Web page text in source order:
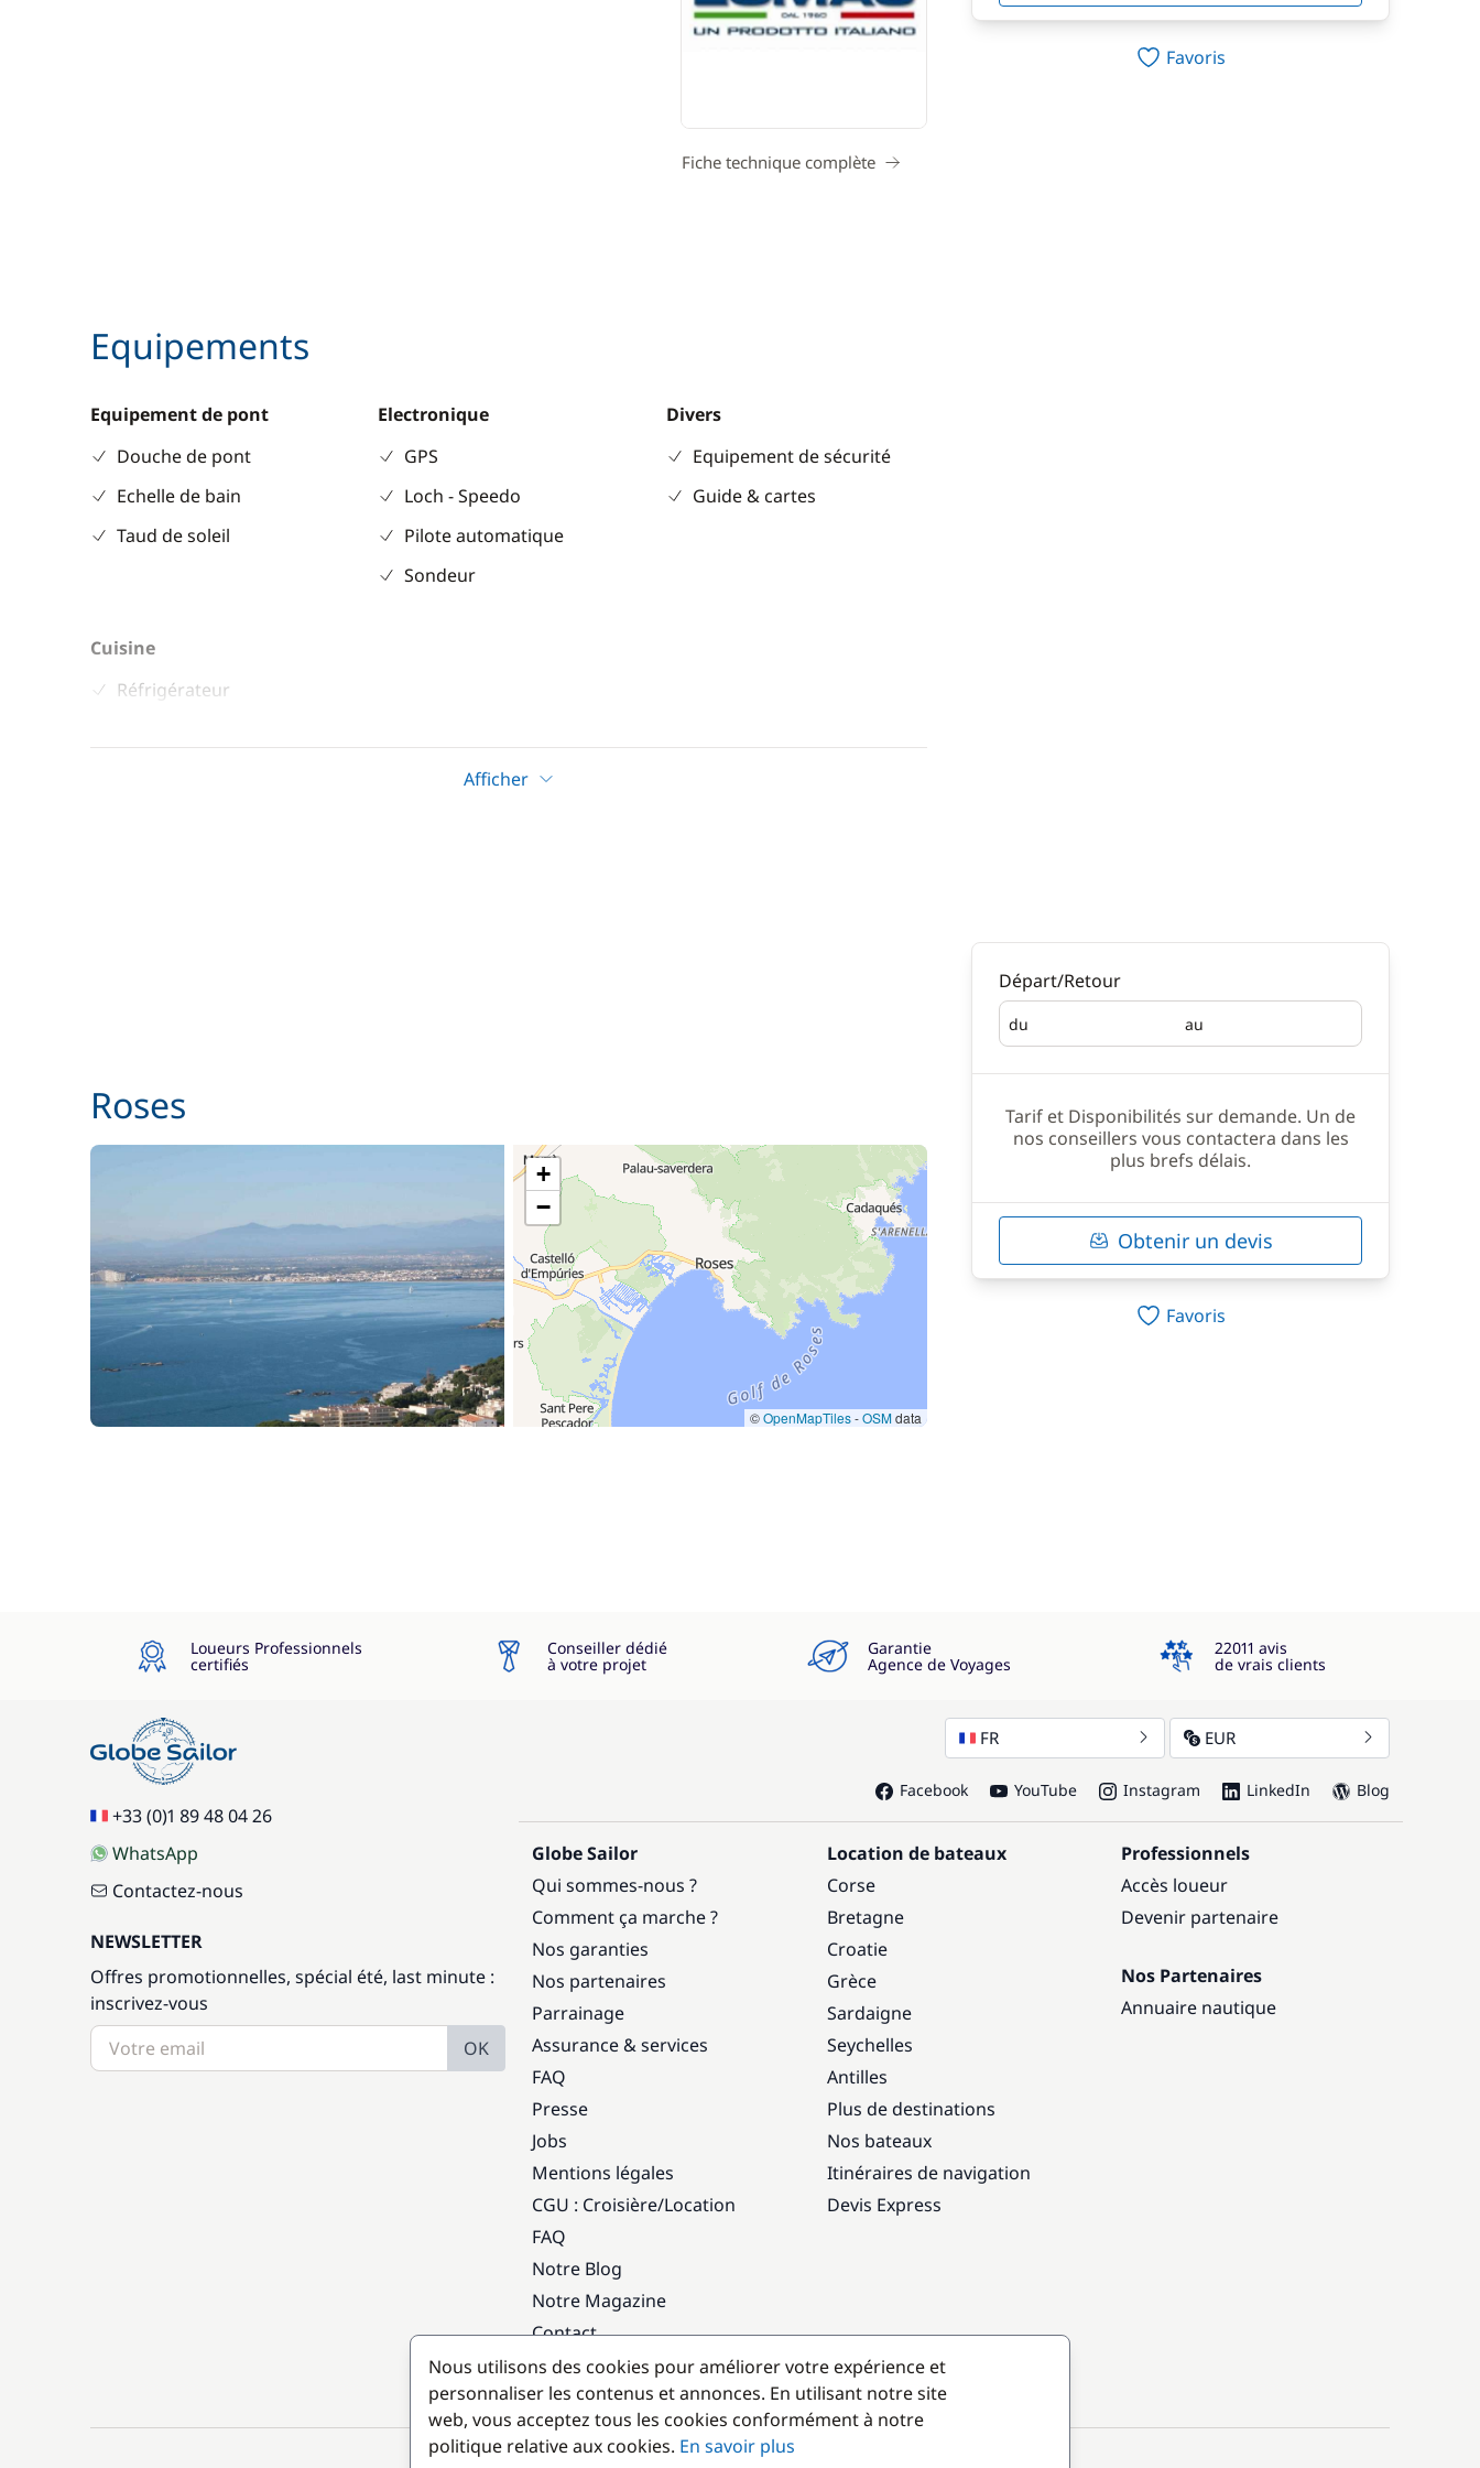
Fiche technique complète
Equipements
Equipement de pont
Douche de pont
Echelle de bain
Taud de soleil
Electronique
GPS
Loch - Speedo
Pilote automatique
Sondeur
Divers
Equipement de sécurité
Guide & cartes
Cuisine
Réfrigérateur
Afficher
Favoris
Roses
+
−
©OpenMapTiles-OSMdata
Départ/Retour
du
Départ au
Retour
Tarif et Disponibilités sur demande. Un de
nos conseillers vous contactera dans les
plus brefs délais.
Obtenir un devis
Favoris
Loueurs Professionnels
certifiés
Conseiller dédié
à votre projet
Garantie
Agence de Voyages
4.3
22011 avis
de vrais clients
+33 (0)1 89 48 04 26
WhatsApp
Contactez-nous
NEWSLETTER
Offres promotionnelles, spécial été, last minute :
inscrivez-vous
OK
FR EUR
Facebook YouTube Instagram LinkedIn Blog
Globe Sailor
Qui sommes-nous ?
Comment ça marche ?
Nos garanties
Nos partenaires
Parrainage
Assurance & services
FAQ
Presse
Jobs
Mentions légales
CGU : Croisière/Location
FAQ
Notre Blog
Notre Magazine
Contact
Location de bateaux
Corse
Bretagne
Croatie
Grèce
Sardaigne
Seychelles
Antilles
Plus de destinations
Nos bateaux
Itinéraires de navigation
Devis Express
Professionnels
Accès loueur
Devenir partenaire
Nos Partenaires
Annuaire nautique
Destinations populaires
Nous utilisons des cookies pour améliorer votre expérience et
personnaliser les contenus et annonces. En utilisant notre site
web, vous acceptez tous les cookies conformément à notre
politique relative aux cookies. En savoir plus